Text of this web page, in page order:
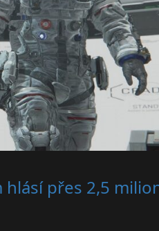
hlásí přes 2,5